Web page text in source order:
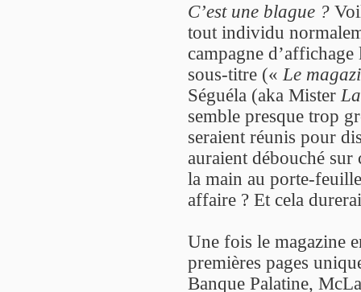
C’est une blague ?
tout individu
campagne
sous-titre (« Le
Séguéla (aka Mister
semble presque trop
seraient réunis pour
auraient débouché
la main au porte-
affaire ? Et cela
Une fois le magazine
premières pages
Banque Palatine,